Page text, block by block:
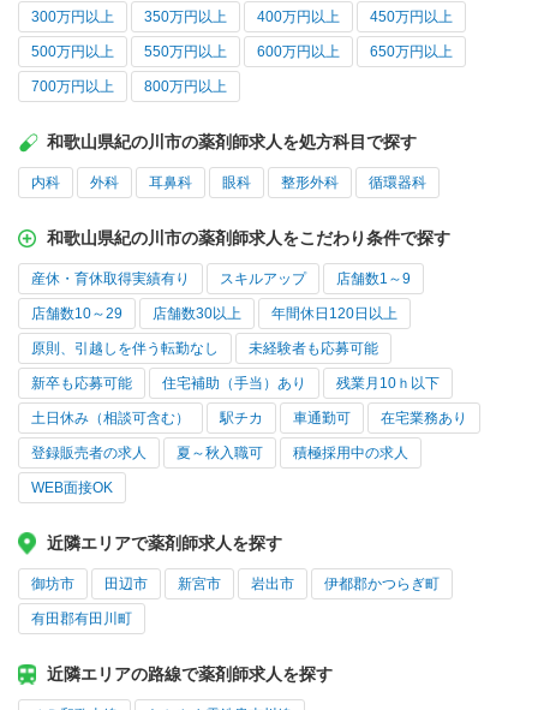
300万円以上 350万円以上 400万円以上 450万円以上
500万円以上 550万円以上 600万円以上 650万円以上
700万円以上 800万円以上
和歌山県紀の川市の薬剤師求人を処方科目で探す
内科 外科 耳鼻科 眼科 整形外科 循環器科
和歌山県紀の川市の薬剤師求人をこだわり条件で探す
産休・育休取得実績有り スキルアップ 店舗数1～9
店舗数10～29 店舗数30以上 年間休日120日以上
原則、引越しを伴う転勤なし 未経験者も応募可能
新卒も応募可能 住宅補助（手当）あり 残業月10ｈ以下
土日休み（相談可含む） 駅チカ 車通勤可 在宅業務あり
登録販売者の求人 夏～秋入職可 積極採用中の求人
WEB面接OK
近隣エリアで薬剤師求人を探す
御坊市 田辺市 新宮市 岩出市 伊都郡かつらぎ町
有田郡有田川町
近隣エリアの路線で薬剤師求人を探す